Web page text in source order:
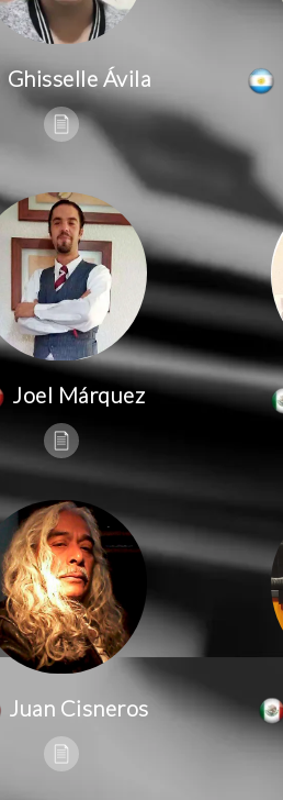
Ghisselle Ávila
Joel Márquez
Juan Cisneros